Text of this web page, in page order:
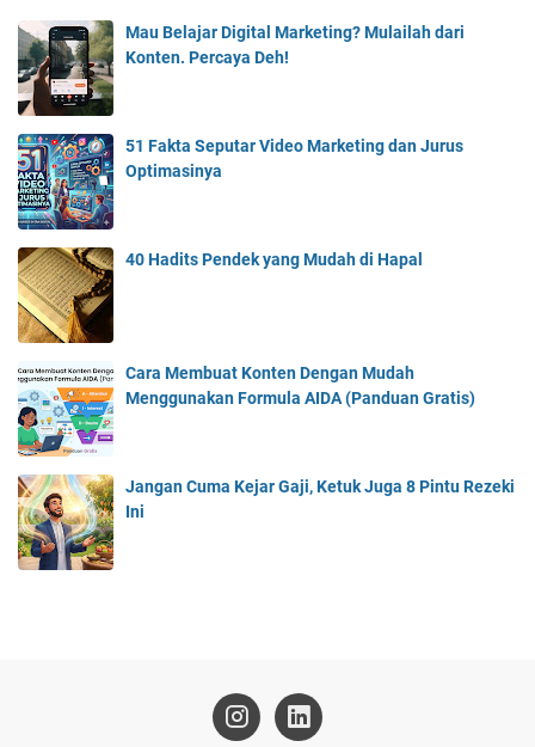
Mau Belajar Digital Marketing? Mulailah dari
Konten. Percaya Deh!
51 Fakta Seputar Video Marketing dan Jurus
Optimasinya
40 Hadits Pendek yang Mudah di Hapal
Cara Membuat Konten Dengan Mudah
Menggunakan Formula AIDA (Panduan Gratis)
Jangan Cuma Kejar Gaji, Ketuk Juga 8 Pintu Rezeki
Ini